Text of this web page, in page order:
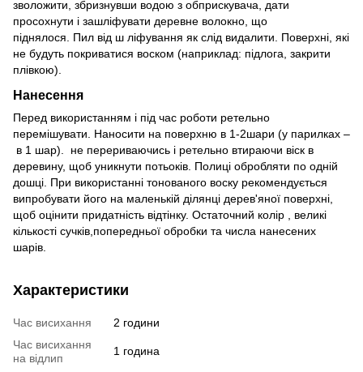
зволожити, збризнувши водою з обприскувача, дати
просохнути і зашліфувати деревне волокно, що
піднялося. Пил від ш ліфування як слід видалити. Поверхні, які
не будуть покриватися воском (наприклад: підлога, закрити
плівкою).
Нанесення
Перед використанням і під час роботи ретельно
перемішувати. Наносити на поверхню в 1-2шари (у парилках –
в 1 шар). не перериваючись і ретельно втираючи віск в
деревину, щоб уникнути потьоків. Полиці обробляти по одній
дошці. При використанні тонованого воску рекомендується
випробувати його на маленькій ділянці дерев'яної поверхні,
щоб оцінити придатність відтінку. Остаточний колір , великі
кількості сучків,попередньої обробки та числа нанесених
шарів.
Характеристики
Час висихання
2 години
Час висихання
на відлип
1 година